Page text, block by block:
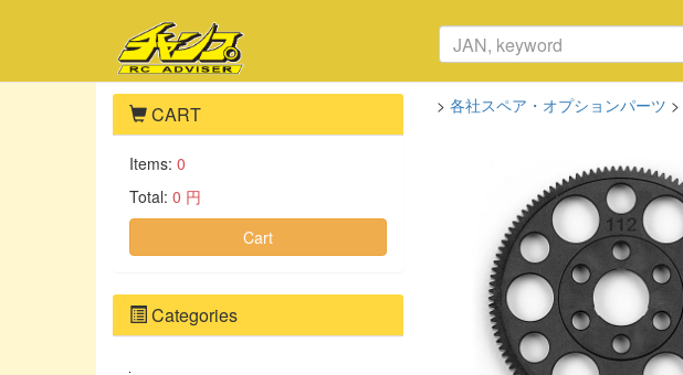
> 各社スペア・オプションパーツ >
CART
Items: 0
Total: 0 円
Cart
Categories